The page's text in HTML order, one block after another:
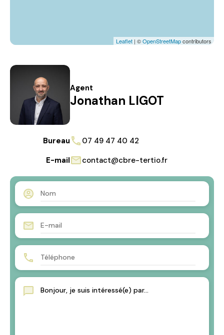
Leaflet | ©OpenStreetMapcontributors
Agent
Jonathan LIGOT
Bureau
07 49 47 40 42
E-mail
contact@cbre-tertio.fr